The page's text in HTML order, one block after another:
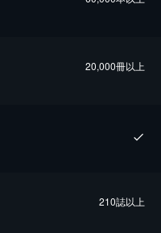
20,000冊以上
210誌以上